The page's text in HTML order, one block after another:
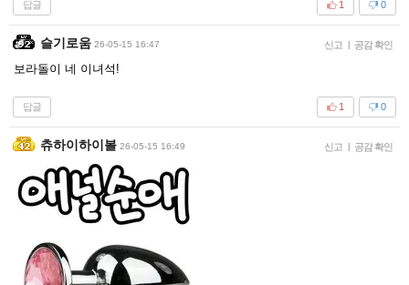
답글 0
1
슬기로움 26-05-15 16:47 신고 | 공감 확인
보라돌이 네 이녀석!
답글 0
1
츄하이하이볼 26-05-15 16:49 신고 | 공감 확인